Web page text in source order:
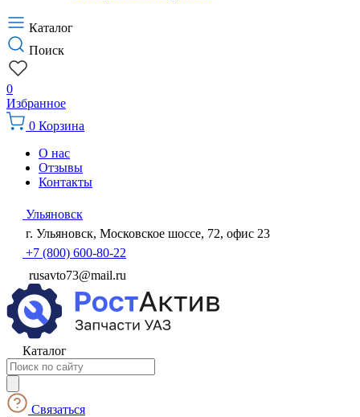
Каталог
Поиск
0
Избранное
0 Корзина
О нас
Отзывы
Контакты
Ульяновск
г. Ульяновск, Московское шоссе, 72, офис 23
+7 (800) 600-80-22
rusavto73@mail.ru
Каталог
Поиск
товаров
Связаться